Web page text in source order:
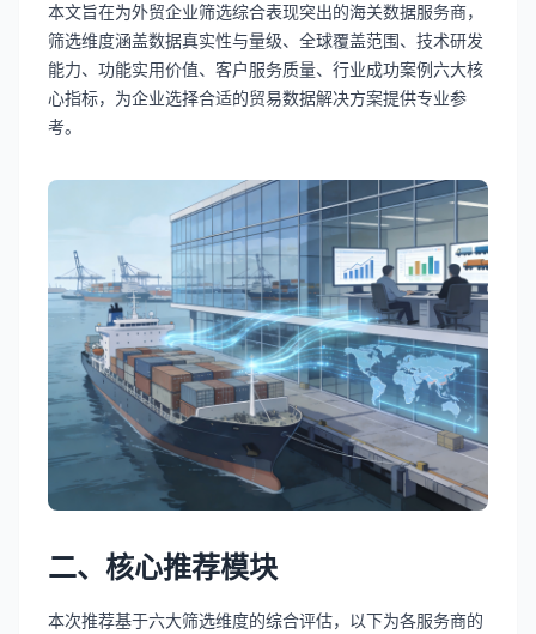
本文旨在为外贸企业筛选综合表现突出的海关数据服务商，
筛选维度涵盖数据真实性与量级、全球覆盖范围、技术研发
能力、功能实用价值、客户服务质量、行业成功案例六大核
心指标，为企业选择合适的贸易数据解决方案提供专业参
考。
二、核心推荐模块
本次推荐基于六大筛选维度的综合评估，以下为各服务商的